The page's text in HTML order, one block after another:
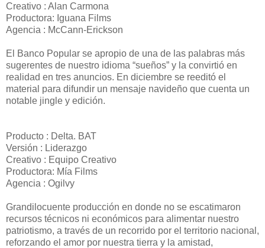
Creativo : Alan Carmona
Productora: Iguana Films
Agencia : McCann-Erickson
El Banco Popular se apropio de una de las palabras más
sugerentes de nuestro idioma “sueños” y la convirtió en
realidad en tres anuncios. En diciembre se reeditó el
material para difundir un mensaje navideño que cuenta un
notable jingle y edición.
Producto : Delta. BAT
Versión : Liderazgo
Creativo : Equipo Creativo
Productora: Mía Films
Agencia : Ogilvy
Grandilocuente producción en donde no se escatimaron
recursos técnicos ni económicos para alimentar nuestro
patriotismo, a través de un recorrido por el territorio nacional,
reforzando el amor por nuestra tierra y la amistad,